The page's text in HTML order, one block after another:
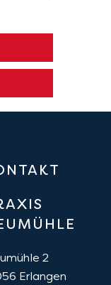
2
Erlangen